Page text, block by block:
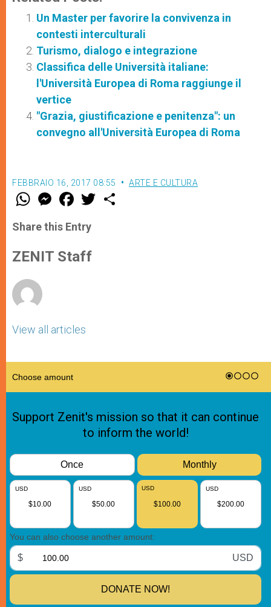
Un Master per favorire la convivenza in
contesti interculturali
Turismo, dialogo e integrazione
Classifica delle Università italiane:
l'Università Europea di Roma raggiunge il
vertice
"Grazia, giustificazione e penitenza": un
convegno all'Università Europea di Roma
FEBBRAIO 16, 2017 08:55 ARTE E CULTURA
W
t
s
p
p
M
e
s
e
g
e
F
a
e
b
o
k
w
Share this Entry
ZENIT Staff
View all articles